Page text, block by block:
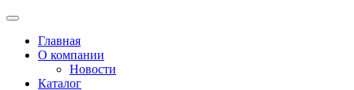
Главная
О компании
Новости
Каталог